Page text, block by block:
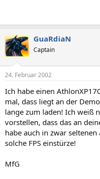
GuaRdiaN
Captain
24. Februar 2002
Ich habe einen
mal, dass liegt an der
lange zum laden! Ich weiß
vorstellen, dass das an
habe auch in zwar
solche FPS einstürze!
MfG